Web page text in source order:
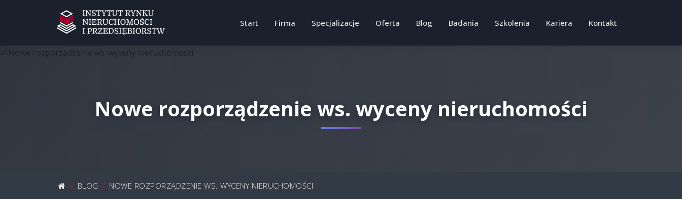
Start Firma Specjalizacje Oferta Blog Badania Szkolenia Kariera Kontakt
Nowe rozporządzenie ws. wyceny nieruchomości
BLOG NOWE ROZPORZĄDZENIE WS. WYCENY NIERUCHOMOŚCI